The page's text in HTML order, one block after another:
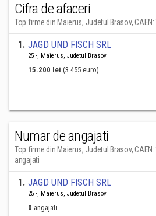
Cifra de afaceri
Top firme din Maierus, Judetul Brasov,
1. JAGD UND FISCH SRL
25 -, Maierus, Judetul Brasov
15.200 lei (3.455 euro)
Numar de angajati
Top firme din Maierus, Judetul Brasov,
angajati
1. JAGD UND FISCH SRL
25 -, Maierus, Judetul Brasov
0 angajati